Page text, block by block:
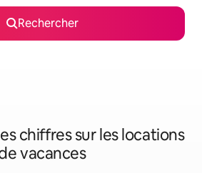
Rechercher
chiffres sur les locations
vacances